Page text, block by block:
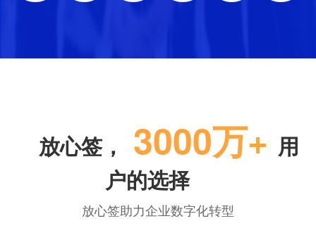
放心签， 3000万+ 用
户的选择
放心签助力企业数字化转型